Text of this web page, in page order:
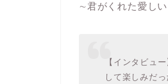
∼君がくれた愛し
【インタビュ
して楽しみだっ